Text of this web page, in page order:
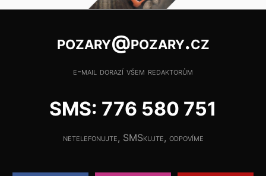
pozary@pozary.cz
e-mail dorazí všem redaktorům
SMS: 776 580 751
netelefonujte, SMSkujte, odpovíme